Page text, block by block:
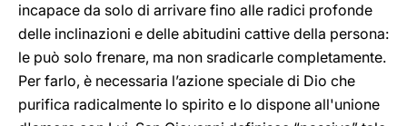
incapace da solo di arrivare fino alle radici profonde
delle inclinazioni e delle abitudini cattive della persona:
le può solo frenare, ma non sradicarle completamente.
Per farlo, è necessaria l’azione speciale di Dio che
purifica radicalmente lo spirito e lo dispone all'unione